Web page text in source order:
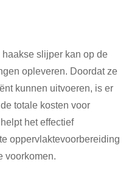
haakse slijper kan op de
opleveren. Doordat ze
kunnen uitvoeren, is er
totale kosten voor
het effectief
oppervlaktevoorbereiding
voorkomen.